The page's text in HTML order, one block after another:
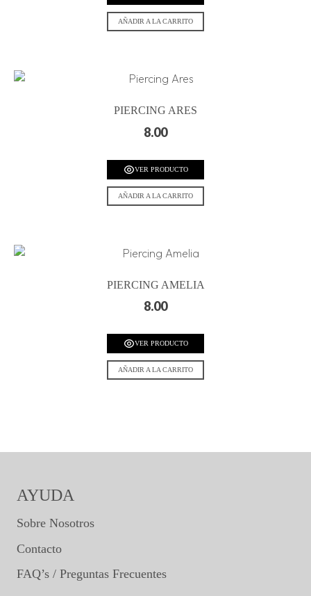
AÑADIR A LA CARRITO
PIERCING ARES
8.00
VER PRODUCTO
AÑADIR A LA CARRITO
PIERCING AMELIA
8.00
VER PRODUCTO
AÑADIR A LA CARRITO
AYUDA
Sobre Nosotros
Contacto
FAQ’s / Preguntas Frecuentes